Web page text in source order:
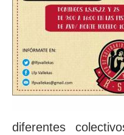
diferentes